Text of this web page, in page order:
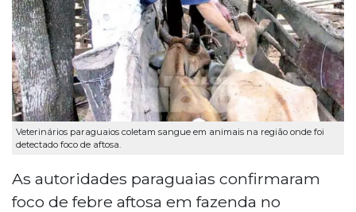
Veterinários paraguaios coletam sangue em animais na região onde foi
detectado foco de aftosa.
As autoridades paraguaias confirmaram
foco de febre aftosa em fazenda no